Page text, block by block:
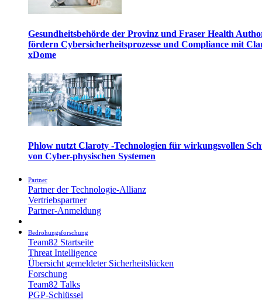
Gesundheitsbehörde der Provinz und Fraser Health
fördern Cybersicherheitsprozesse und Compliance mit
xDome
Phlow nutzt Claroty -Technologien für wirkungsvollen
von Cyber-physischen Systemen
Partner
Partner der Technologie-Allianz
Vertriebspartner
Partner-Anmeldung
Bedrohungsforschung
Team82 Startseite
Threat Intelligence
Übersicht gemeldeter Sicherheitslücken
Forschung
Team82 Talks
PGP-Schlüssel